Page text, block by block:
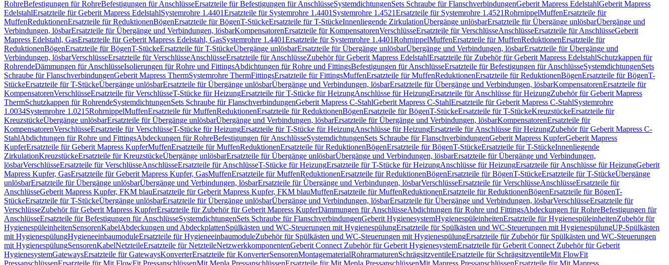
RohreBefestigungen für RohreBefestigungen für AnschlüsseErsatzteile für Befestigungen für AnschlüsseSystemdichtungenSets Schraube für FlanschverbindungenGeberit Mapress EdelstahlGeberit Mapress
EdelstahlErsatzteile für Geberit Mapress EdelstahlSystemrohre 1.4401Ersatzteile für Systemrohre 1.4401 Systemrohre 1.4521Ersatzteile für Systemrohre 1.4521RohrnippelMuffenErsatzteile für
MuffenReduktionenErsatzteile für ReduktionenBögenErsatzteile für BögenT-StückeErsatzteile für T-StückeInnenliegende ZirkulationÜbergänge unlösbarErsatzteile für Übergänge unlösbarÜbergänge und
Verbindungen, lösbarErsatzteile für Übergänge und Verbindungen, lösbarKompensatorenErsatzteile für KompensatorenVerschlüsseErsatzteile für VerschlüsseAnschlüsseErsatzteile für AnschlüsseGeberit
Mapress Edelstahl, GasErsatzteile für Geberit Mapress Edelstahl, GasSystemrohre 1.4401Ersatzteile für Systemrohre 1.4401RohrnippelMuffenErsatzteile für MuffenReduktionenErsatzteile für
ReduktionenBögenErsatzteile für BögenT-StückeErsatzteile für T-StückeÜbergänge unlösbarErsatzteile für Übergänge unlösbarÜbergänge und Verbindungen, lösbarErsatzteile für Übergänge und
Verbindungen, lösbarVerschlüsseErsatzteile für VerschlüsseAnschlüsseErsatzteile für AnschlüsseZubehör für Geberit Mapress EdelstahlErsatzteile für Zubehör für Geberit Mapress EdelstahlSchutzkappen für
RohrendeDämmungen für AnschlüsseIsolierungen für Rohre und FittingsAbdichtungen für Rohre und FittingsBefestigungen für AnschlüsseErsatzteile für Befestigungen für AnschlüsseSystemdichtungenSets
Schraube für FlanschverbindungenGeberit Mapress ThermSystemrohre ThermFittingsErsatzteile für FittingsMuffenErsatzteile für MuffenReduktionenErsatzteile für ReduktionenBögenErsatzteile für BögenT-
StückeErsatzteile für T-StückeÜbergänge unlösbarErsatzteile für Übergänge unlösbarÜbergänge und Verbindungen, lösbarErsatzteile für Übergänge und Verbindungen, lösbarKompensatorenErsatzteile für
KompensatorenVerschlüsseErsatzteile für VerschlüsseT-Stücke für HeizungErsatzteile für T-Stücke für HeizungAnschlüsse für HeizungErsatzteile für Anschlüsse für HeizungZubehör für Geberit Mapress
ThermSchutzkappen für RohrendeSystemdichtungenSets Schraube für FlanschverbindungenGeberit Mapress C-StahlGeberit Mapress C-StahlErsatzteile für Geberit Mapress C-StahlSystemrohre
1.0034Systemrohre 1.0215RohrnippelMuffenErsatzteile für MuffenReduktionenErsatzteile für ReduktionenBögenErsatzteile für BögenT-StückeErsatzteile für T-StückeKreuzstückeErsatzteile für
KreuzstückeÜbergänge unlösbarErsatzteile für Übergänge unlösbarÜbergänge und Verbindungen, lösbarErsatzteile für Übergänge und Verbindungen, lösbarKompensatorenErsatzteile für
KompensatorenVerschlüsseErsatzteile für VerschlüsseT-Stücke für HeizungErsatzteile für T-Stücke für HeizungAnschlüsse für HeizungErsatzteile für Anschlüsse für HeizungZubehör für Geberit Mapress C-
StahlAbdichtungen für Rohre und FittingsAbdeckungen für RohreBefestigungen für AnschlüsseSystemdichtungenSets Schraube für FlanschverbindungenGeberit Mapress KupferGeberit Mapress
KupferErsatzteile für Geberit Mapress KupferMuffenErsatzteile für MuffenReduktionenErsatzteile für ReduktionenBögenErsatzteile für BögenT-StückeErsatzteile für T-StückeInnenliegende
ZirkulationKreuzstückeErsatzteile für KreuzstückeÜbergänge unlösbarErsatzteile für Übergänge unlösbarÜbergänge und Verbindungen, lösbarErsatzteile für Übergänge und Verbindungen,
lösbarVerschlüsseErsatzteile für VerschlüsseAnschlüsseErsatzteile für AnschlüsseT-Stücke für HeizungErsatzteile für T-Stücke für HeizungAnschlüsse für HeizungErsatzteile für Anschlüsse für HeizungGeberit
Mapress Kupfer, GasErsatzteile für Geberit Mapress Kupfer, GasMuffenErsatzteile für MuffenReduktionenErsatzteile für ReduktionenBögenErsatzteile für BögenT-StückeErsatzteile für T-StückeÜbergänge
unlösbarErsatzteile für Übergänge unlösbarÜbergänge und Verbindungen, lösbarErsatzteile für Übergänge und Verbindungen, lösbarVerschlüsseErsatzteile für VerschlüsseAnschlüsseErsatzteile für
AnschlüsseGeberit Mapress Kupfer, FKM blauErsatzteile für Geberit Mapress Kupfer, FKM blauMuffenErsatzteile für MuffenReduktionenErsatzteile für ReduktionenBögenErsatzteile für BögenT-
StückeErsatzteile für T-StückeÜbergänge unlösbarErsatzteile für Übergänge unlösbarÜbergänge und Verbindungen, lösbarErsatzteile für Übergänge und Verbindungen, lösbarVerschlüsseErsatzteile für
VerschlüsseZubehör für Geberit Mapress KupferErsatzteile für Zubehör für Geberit Mapress KupferDämmungen für AnschlüsseAbdichtungen für Rohre und FittingsAbdeckungen für RohreBefestigungen für
AnschlüsseErsatzteile für Befestigungen für AnschlüsseSystemdichtungenSets Schraube für FlanschverbindungenGeberit HygienesystemHygienespüleinheitenErsatzteile für HygienespüleinheitenZubehör für
HygienespüleinheitenSensorenKabelAbdeckungen und AbdeckplattenSpülkästen und WC-Steuerungen mit HygienespülungErsatzteile für Spülkästen und WC-Steuerungen mit HygienespülungUP-Spülkästen
mit HygienespülungHygieneeinbaumoduleErsatzteile für HygieneeinbaumoduleZubehör für Spülkästen und WC-Steuerungen mit HygienespülungErsatzteile für Zubehör für Spülkästen und WC-Steuerungen
mit HygienespülungSensorenKabelNetzteileErsatzteile für NetzteileNetzwerkkomponentenGeberit Connect Zubehör für Geberit HygienesystemErsatzteile für Geberit Connect Zubehör für Geberit
HygienesystemGatewaysErsatzteile für GatewaysKonverterErsatzteile für KonverterSensorenMontagematerialRohrarmaturenSchrägsitzventileErsatzteile für SchrägsitzventileMit FlowFit
PressanschlüssenErsatzteile für Mit FlowFit PressanschlüssenMit Mepla PressanschlüssenErsatzteile für Mit Mepla PressanschlüssenMit Mapress PressanschlüssenErsatzteile für Mit Mapress